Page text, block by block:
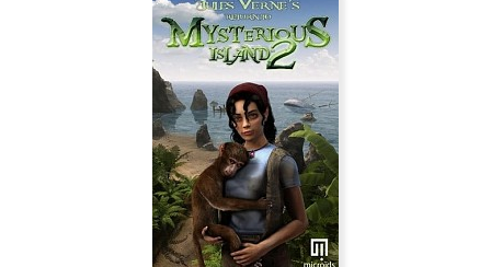
Bloody Trapland